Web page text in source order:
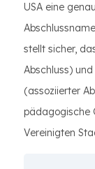
USA eine
stellt sicher,
Abschluss)
(assoziierter
pädagogische
Vereinigten